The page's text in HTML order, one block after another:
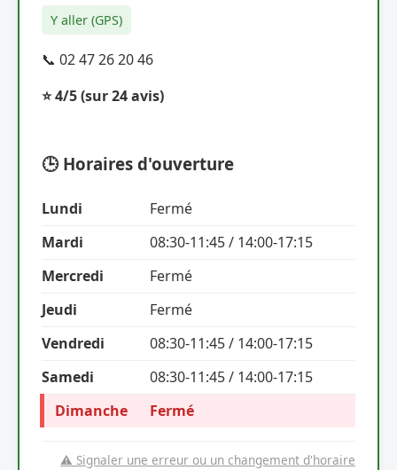
Y aller (GPS)
📞 02 47 26 20 46
⭐ 4/5(sur 24 avis)
🕒 Horaires d'ouverture
Lundi
Fermé
Mardi
08:30-11:45 / 14:00-17:15
Mercredi
Fermé
Jeudi
Fermé
Vendredi
08:30-11:45 / 14:00-17:15
Samedi
08:30-11:45 / 14:00-17:15
Dimanche
Fermé
⚠️ Signaler une erreur ou un changement d'horaire